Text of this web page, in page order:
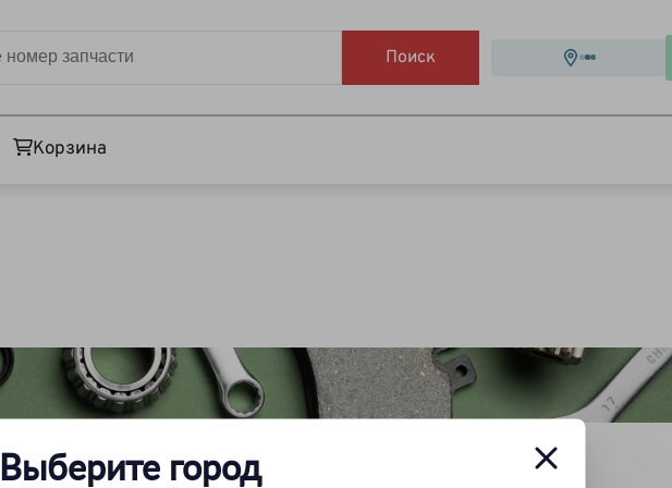
Поиск
Выберите город
Корзина
Вы искали каталог на автомобиль